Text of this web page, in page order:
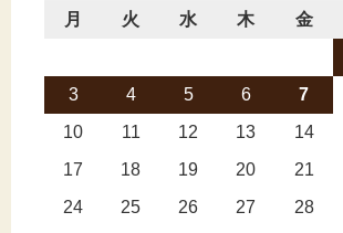
月
火 水 木 金
3
4 5 6 7
10
11 12 13 14
17
18 19 20 21
24
25 26 27 28